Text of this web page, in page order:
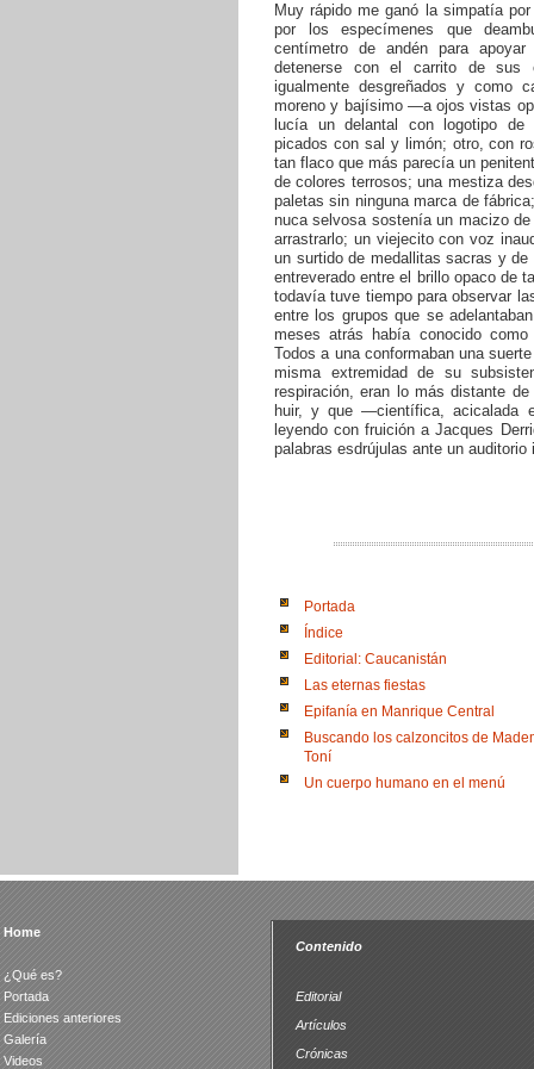
Muy rápido me ganó la simpatía
por los especímenes que
centímetro de andén para
detenerse con el carrito de sus
igualmente desgreñados y como
moreno y bajísimo —a ojos vistas
lucía un delantal con logotipo de
picados con sal y limón; otro, con
tan flaco que más parecía un
de colores terrosos; una mestiza
paletas sin ninguna marca de
nuca selvosa sostenía un macizo
arrastrarlo; un viejecito con voz
un surtido de medallitas sacras y
entreverado entre el brillo opaco de
todavía tuve tiempo para observar
entre los grupos que se
meses atrás había conocido
Todos a una conformaban una
misma extremidad de su
respiración, eran lo más distante
huir, y que —científica, acicalada
leyendo con fruición a Jacques
palabras esdrújulas ante un auditorio
Portada
Índice
Editorial: Caucanistán
Las eternas fiestas
Epifanía en Manrique Central
Buscando los calzoncitos de
Toní
Un cuerpo humano en el menú
Home
¿Qué es?
Portada
Ediciones anteriores
Galería
Videos
Contenido
Editorial
Artículos
Crónicas